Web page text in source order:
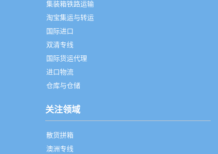
集装箱铁路运输
淘宝集运与转运
国际进口
双清专线
国际货运代理
进口物流
仓库与仓储
关注领域
散货拼箱
澳洲专线